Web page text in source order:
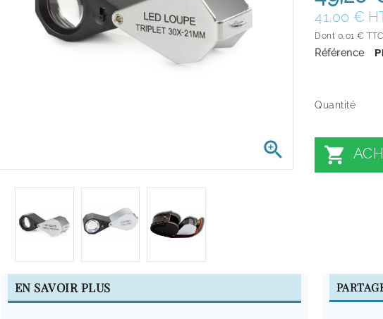

41,00 €
Dont 0,01 €
Référence
Quantité

EN SAVOIR PLUS